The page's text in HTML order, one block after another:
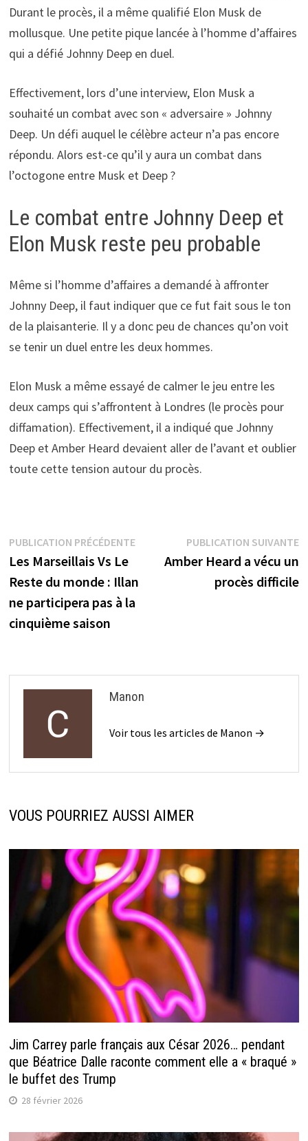
Durant le procès, il a même qualifié Elon Musk de
mollusque. Une petite pique lancée à l’homme d’affaires
qui a défié Johnny Deep en duel.
Effectivement, lors d’une interview, Elon Musk a
souhaité un combat avec son « adversaire » Johnny
Deep. Un défi auquel le célèbre acteur n’a pas encore
répondu. Alors est-ce qu’il y aura un combat dans
l’octogone entre Musk et Deep ?
Le combat entre Johnny Deep et
Elon Musk reste peu probable
Même si l’homme d’affaires a demandé à affronter
Johnny Deep, il faut indiquer que ce fut fait sous le ton
de la plaisanterie. Il y a donc peu de chances qu’on voit
se tenir un duel entre les deux hommes.
Elon Musk a même essayé de calmer le jeu entre les
deux camps qui s’affrontent à Londres (le procès pour
diffamation). Effectivement, il a indiqué que Johnny
Deep et Amber Heard devaient aller de l’avant et oublier
toute cette tension autour du procès.
Navigation
de
l’article
PUBLICATION PRÉCÉDENTEPublication
précédente :
Les Marseillais Vs Le
Reste du monde : Illan
ne participera pas à la
cinquième saison
PUBLICATION SUIVANTE
Amber Heard a vécu un
procès difficile
Manon
Voir tous les articles de Manon →
VOUS POURRIEZ AUSSI AIMER
Jim Carrey parle français aux César 2026… pendant
que Béatrice Dalle raconte comment elle a « braqué »
le buffet des Trump
28 février 2026